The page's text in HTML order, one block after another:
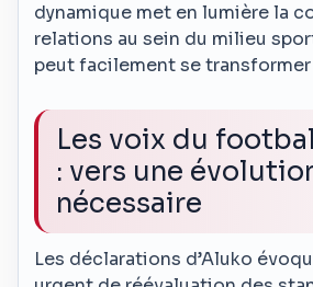
dynamique met en lumière la
relations au sein du milieu
peut facilement se
Les voix du
: vers une
nécessaire
Les déclarations d’Aluko